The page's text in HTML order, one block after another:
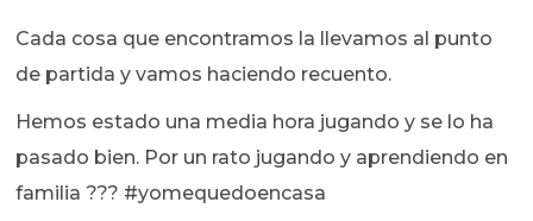
Cada cosa que encontramos la llevamos al punto
de partida y vamos haciendo recuento.
Hemos estado una media hora jugando y se lo ha
pasado bien. Por un rato jugando y aprendiendo en
familia ??? #yomequedoencasa